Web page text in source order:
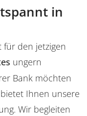
in
für den jetzigen
ungern
Bank möchten
Ihnen unsere
Wir begleiten